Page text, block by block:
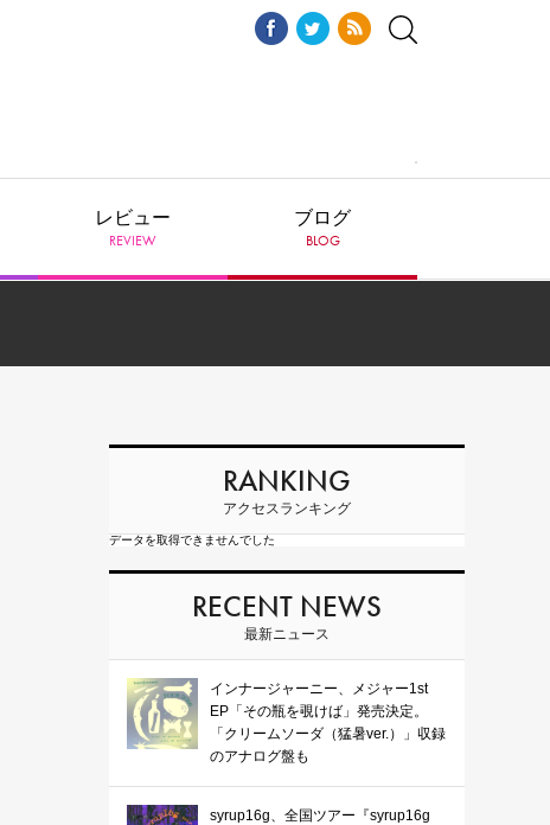
レビュー
REVIEW
ブログ
BLOG
RANKING
アクセスランキング
データを取得できませんでした
RECENT NEWS
最新ニュース
インナージャーニー、メジャー1st
EP「その瓶を覗けば」発売決定。
「クリームソーダ（猛暑ver.）」収録
のアナログ盤も
syrup16g、全国ツアー『syrup16g